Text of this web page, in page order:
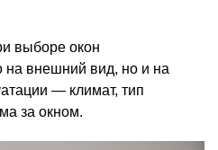
выборе окон
на внешний вид, но и на
— климат, тип
за окном.